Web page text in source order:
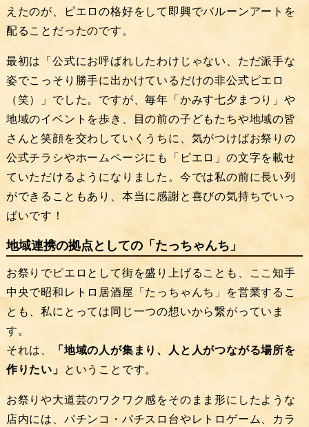
えたのが、ピエロの格好をして即興でバルーンアートを
配ることだったのです。
最初は「公式にお呼ばれしたわけじゃない、ただ派手な
姿でこっそり勝手に出かけているだけの非公式ピエロ
（笑）」でした。ですが、毎年「かみす七夕まつり」や
地域のイベントを歩き、目の前の子どもたちや地域の皆
さんと笑顔を交わしていくうちに、気がつけばお祭りの
公式チラシやホームページにも「ピエロ」の文字を載せ
ていただけるようになりました。今では私の前に長い列
ができることもあり、本当に感謝と喜びの気持ちでいっ
ぱいです！
地域連携の拠点としての「たっちゃんち」
お祭りでピエロとして街を盛り上げることも、ここ知手
中央で昭和レトロ居酒屋「たっちゃんち」を営業するこ
とも、私にとっては同じ一つの想いから繋がっていま
す。
それは、
「地域の人が集まり、人と人がつながる場所を
作りたい」 ということです。
お祭りや大道芸のワクワク感をそのまま形にしたような
店内には、パチンコ・パチスロ台やレトロゲーム、カラ